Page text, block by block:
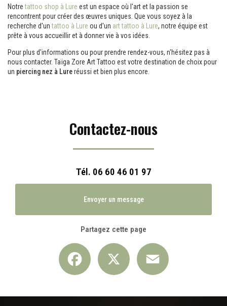
Notretattoo shop à Lure est un espace où l'art et la passion se
rencontrent pour créer des œuvres uniques. Que vous soyez à la
recherche d'untattoo à Lure ou d'un art tattoo à Lure, notre équipe est
prête à vous accueillir et à donner vie à vos idées.
Pour plus d'informations ou pour prendre rendez-vous, n'hésitez pas à
nous contacter. Taïga Zore Art Tattoo est votre destination de choix pour
un piercing nez à Lureréussi et bien plus encore.
Contactez-nous
Tél. 06 60 46 01 97
Envoyer un message
Partagez cette page
Facebook